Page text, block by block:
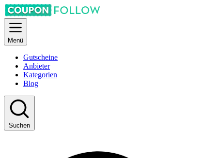
Menü
Gutscheine
Anbieter
Kategorien
Blog
Suchen